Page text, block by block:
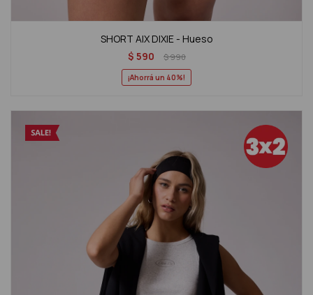
SHORT AIX DIXIE - Hueso
$ 590 $990
40